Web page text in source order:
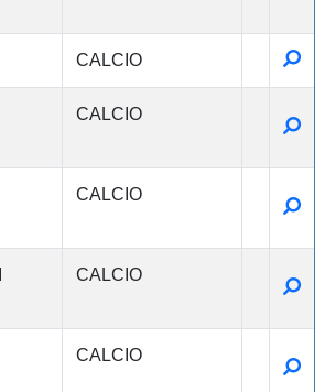
CALCIO
CALCIO
CALCIO
CALCIO
CALCIO